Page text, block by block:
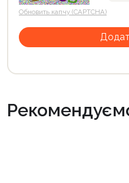
Обновить капчу (CAPTCHA)